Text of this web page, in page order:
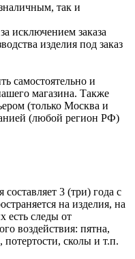
так и
исключением заказа
изделия под заказ
самостоятельно и
магазина. Также
(только Москва и
(любой регион РФ)
3 (три) года с
на изделия, на
есть следы от
воздействия: пятна,
сколы и т.п.